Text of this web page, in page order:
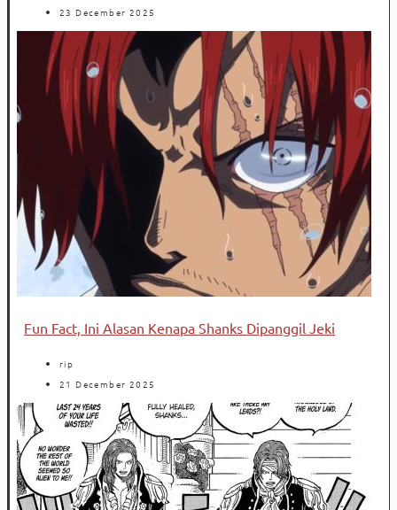
23 December 2025
Fun Fact, Ini Alasan Kenapa Shanks Dipanggil Jeki
rip
21 December 2025